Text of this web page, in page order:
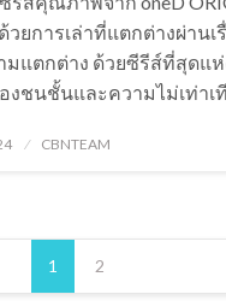
วยการเล่าที่แตกต่างผ่านเ
แตกต่าง ด้วยซีรีส์ที่สุดแ
งชนชั้นและความไม่เท่าเ
CBNTEAM
1 2